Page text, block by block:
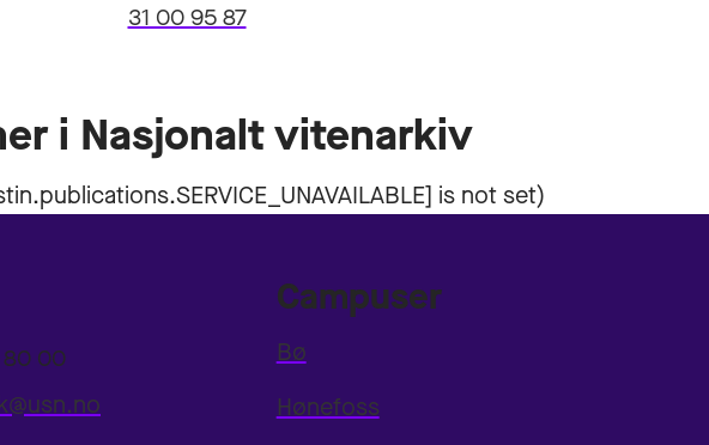
31 00 95 87
i Nasjonalt vitenarkiv
80 00
Campuser
Bø
Hønefoss